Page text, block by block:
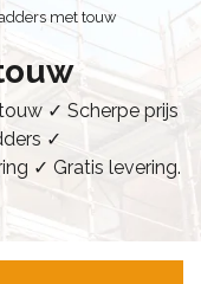
met touw
✓ Scherpe prijs
✓
✓ Gratis levering.